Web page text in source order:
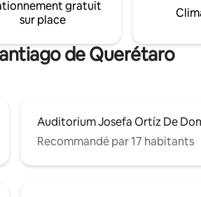
gratuit
sur place
de Querétaro
Auditorium Josefa Ortíz De
Recommandé par 17 habitants